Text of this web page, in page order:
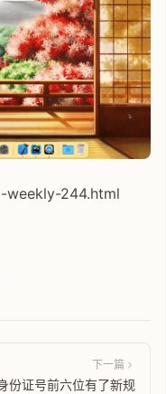
weekly-244.html
下一篇
份证号前六位有了新规